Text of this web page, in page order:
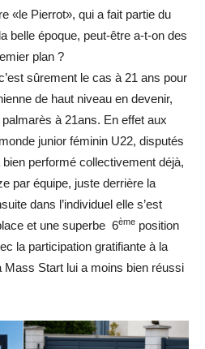
«le Pierrot», qui a fait partie du
belle époque, peut-être a-t-on des
plan ?
sûrement le cas à 21 ans pour
de haut niveau en devenir,
à 21ans. En effet aux
junior féminin U22, disputés
performé collectivement déjà,
par équipe, juste derrière la
dans l’individuel elle s’est
et une superbe 6ème position
la participation gratifiante à la
Start lui a moins bien réussi